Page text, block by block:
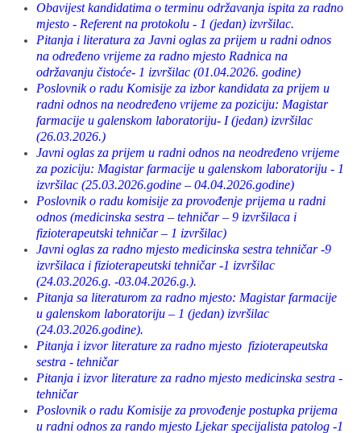
Obavijest kandidatima o terminu održavanja ispita za radno
mjesto - Referent na protokolu - 1 (jedan) izvršilac.
Pitanja i literatura za Javni oglas za prijem u radni odnos
na određeno vrijeme za radno mjesto Radnica na
održavanju čistoće- 1 izvršilac (01.04.2026. godine)
Poslovnik o radu Komisije za izbor kandidata za prijem u
radni odnos na neodređeno vrijeme za poziciju: Magistar
farmacije u galenskom laboratoriju- I (jedan) izvršilac
(26.03.2026.)
Javni oglas za prijem u radni odnos na neodređeno vrijeme
za poziciju: Magistar farmacije u galenskom laboratoriju - 1
izvršilac (25.03.2026.godine – 04.04.2026.godine)
Poslovnik o radu komisije za provođenje prijema u radni
odnos (medicinska sestra – tehničar – 9 izvršilaca i
fizioterapeutski tehničar – 1 izvršilac)
Javni oglas za radno mjesto medicinska sestra tehničar -9
izvršilaca i fizioterapeutski tehničar -1 izvršilac
(24.03.2026.g. -03.04.2026.g.).
Pitanja sa literaturom za radno mjesto: Magistar farmacije
u galenskom laboratoriju – 1 (jedan) izvršilac
(24.03.2026.godine).
Pitanja i izvor literature za radno mjesto fizioterapeutska
sestra - tehničar
Pitanja i izvor literature za radno mjesto medicinska sestra -
tehničar
Poslovnik o radu Komisije za provođenje postupka prijema
u radni odnos za rando mjesto Ljekar specijalista patolog -1